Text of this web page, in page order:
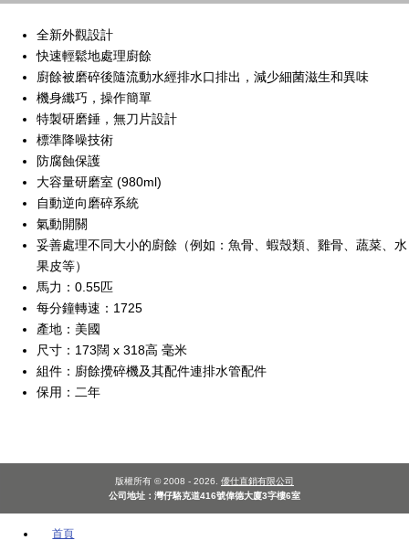
全新外觀設計
快速輕鬆地處理廚餘
廚餘被磨碎後隨流動水經排水口排出，減少細菌滋生和異味
機身纖巧，操作簡單
特製研磨錘，無刀片設計
標準降噪技術
防腐蝕保護
大容量研磨室 (980ml)
自動逆向磨碎系統
氣動開關
妥善處理不同大小的廚餘（例如：魚骨、蝦殼類、雞骨、蔬菜、水
果皮等）
馬力：0.55匹
每分鐘轉速：1725
產地：美國
尺寸：173闊 x 318高 毫米
組件：廚餘攪碎機及其配件連排水管配件
保用：二年
版權所有 © 2008 - 2026. 優仕直銷有限公司
公司地址：灣仔駱克道416號偉德大廈3字樓6室
首頁